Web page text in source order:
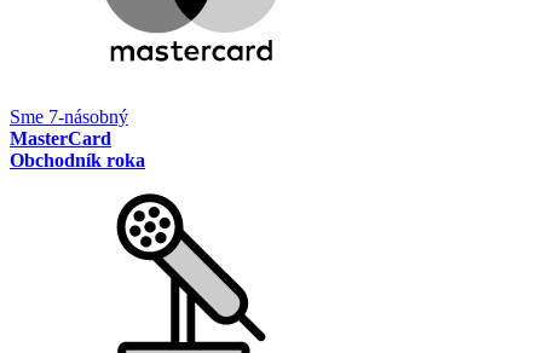
Sme 7-násobný
MasterCard
Obchodník roka